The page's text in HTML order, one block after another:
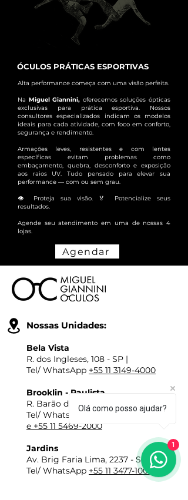
ÓCULOS PRÁTICAS ESPORTIVAS
Alta performance começa com uma visão perfeita.
Na Miguel Giannini, oferecemos soluções ópticas
exclusivas para prática esportiva. Nossos
consultores especializados indicam os modelos
ideais para cada atividade, com foco em conforto,
segurança e rendimento.
Armações leves, resistentes e com lentes
específicas evitam problemas como
embaçamento, quebra, desconforto e exposição
aos raios UV. Tudo pensado para elevar sua
performance — com ou sem grau.
👁️ Proteja sua visão. 🏅 Potencialize seus
resultados.
Agende seu atendimento em uma de nossas 4
lojas.
Agendar
Nossas Unidades:
Bela Vista
R. dos Ingleses, 108 - SP |
Tel/ WhatsApp +55 11 3149-4000
Brooklin - Paulista
R. Barão do Triunfo, 502 |
Tel/ WhatsApp+55 11 4328-3001
e +55 11 5469-2000
Jardins
Av. Brig Faria Lima, 2237 - SP |
Tel/ WhatsApp +55 11 3477-1009
Olá como posso ajudar?
1